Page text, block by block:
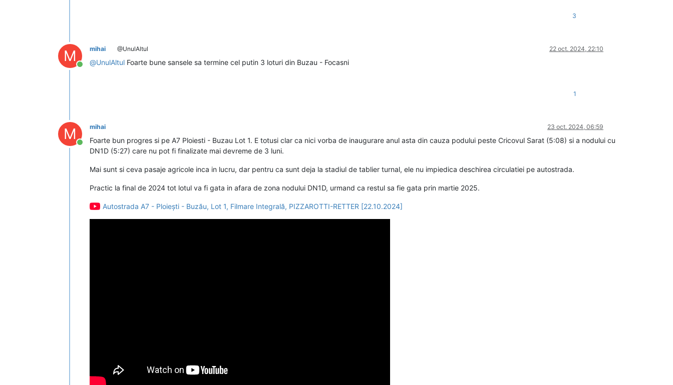
3
M
Conectat
mihai @UnulAltul 22 oct. 2024, 22:10
@UnulAltul Foarte bune sansele sa termine cel putin 3 loturi din Buzau - Focasni
1
M
Conectat
mihai 23 oct. 2024, 06:59
Foarte bun progres si pe A7 Ploiesti - Buzau Lot 1. E totusi clar ca nici vorba de inaugurare anul asta din cauza podului peste Cricovul Sarat (5:08) si a nodului cu
DN1D (5:27) care nu pot fi finalizate mai devreme de 3 luni.
Mai sunt si ceva pasaje agricole inca in lucru, dar pentru ca sunt deja la stadiul de tablier turnal, ele nu impiedica deschirea circulatiei pe autostrada.
Practic la final de 2024 tot lotul va fi gata in afara de zona nodului DN1D, urmand ca restul sa fie gata prin martie 2025.
Autostrada A7 - Ploiești - Buzău, Lot 1, Filmare Integrală, PIZZAROTTI-RETTER [22.10.2024]